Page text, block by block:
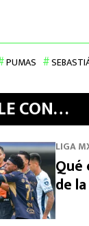
PUMAS
CON…
LIGA
Qué
de